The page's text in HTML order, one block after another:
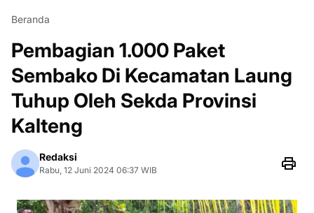
Beranda
Pembagian 1.000 Paket
Sembako Di Kecamatan Laung
Tuhup Oleh Sekda Provinsi
Kalteng
Redaksi
Rabu, 12 Juni 2024 06:37 WIB